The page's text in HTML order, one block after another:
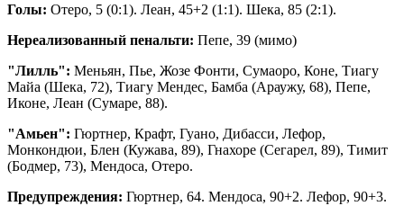
Голы: Отеро, 5 (0:1). Леан, 45+2 (1:1). Шека, 85 (2:1).
Нереализованный пенальти: Пепе, 39 (мимо)
"Лилль": Меньян, Пье, Жозе Фонти, Сумаоро, Коне, Тиагу
Майа (Шека, 72), Тиагу Мендес, Бамба (Араужу, 68), Пепе,
Иконе, Леан (Сумаре, 88).
"Амьен": Гюртнер, Крафт, Гуано, Дибасси, Лефор,
Монкондюи, Блен (Кужава, 89), Гнахоре (Сегарел, 89), Тимит
(Бодмер, 73), Мендоса, Отеро.
Предупреждения: Гюртнер, 64. Мендоса, 90+2. Лефор, 90+3.